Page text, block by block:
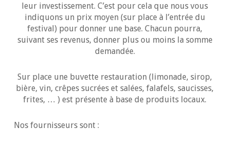
leur investissement. C’est pour cela que nous vous
indiquons un prix moyen (sur place à l’entrée du
festival) pour donner une base. Chacun pourra,
suivant ses revenus, donner plus ou moins la somme
demandée.
Sur place une buvette restauration (limonade, sirop,
bière, vin, crêpes sucrées et salées, falafels, saucisses,
frites, … ) est présente à base de produits locaux.
Nos fournisseurs sont :